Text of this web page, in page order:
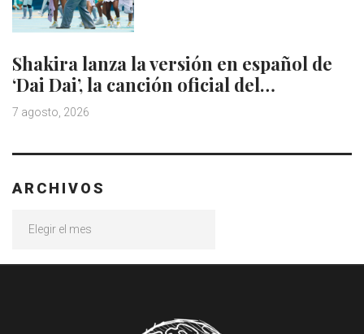
Shakira lanza la versión en español de
‘Dai Dai’, la canción oficial del…
7 agosto, 2026
ARCHIVOS